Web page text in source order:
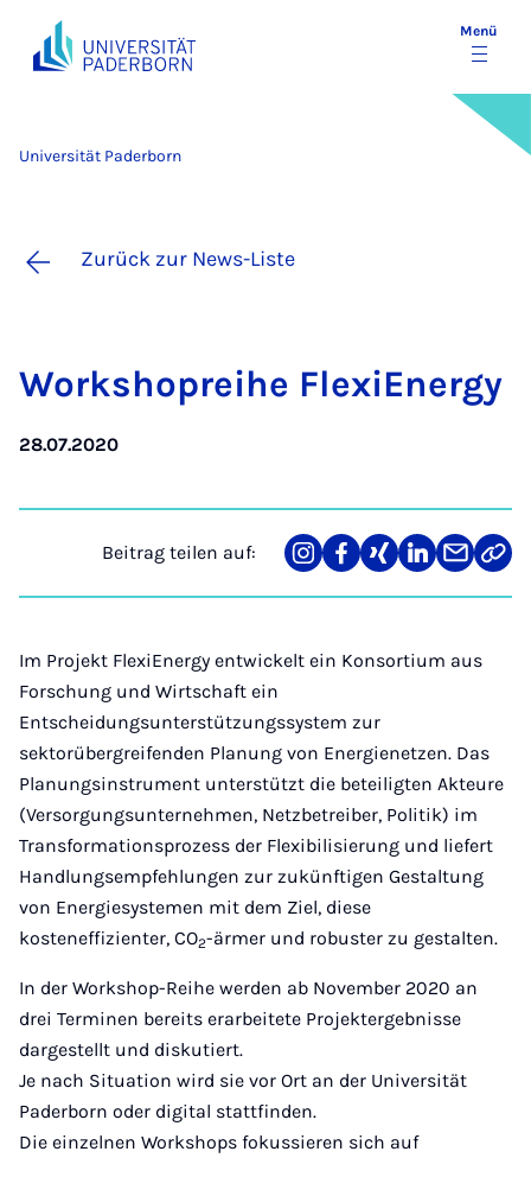
Menü
Universität Paderborn
Zurück zur News-Liste
Work­sho­prei­he Fle­xiEner­gy
28.07.2020
Beitrag teilen auf:
Teilen
auf
Teilen
auf
Teilen
auf
Teilen
auf
Teilen
über
Link
Im Projekt FlexiEnergy entwickelt ein Konsortium aus
Forschung und Wirtschaft ein
Entscheidungsunterstützungssystem zur
sektorübergreifenden Planung von Energienetzen. Das
Planungsinstrument unterstützt die beteiligten Akteure
(Versorgungsunternehmen, Netzbetreiber, Politik) im
Transformationsprozess der Flexibilisierung und liefert
Handlungsempfehlungen zur zukünftigen Gestaltung
von Energiesystemen mit dem Ziel, diese
kosteneffizienter, CO2-ärmer und robuster zu gestalten.
In der Workshop-Reihe werden ab November 2020 an
drei Terminen bereits erarbeitete Projektergebnisse
dargestellt und diskutiert.
Je nach Situation wird sie vor Ort an der Universität
Paderborn oder digital stattfinden.
Die einzelnen Workshops fokussieren sich auf